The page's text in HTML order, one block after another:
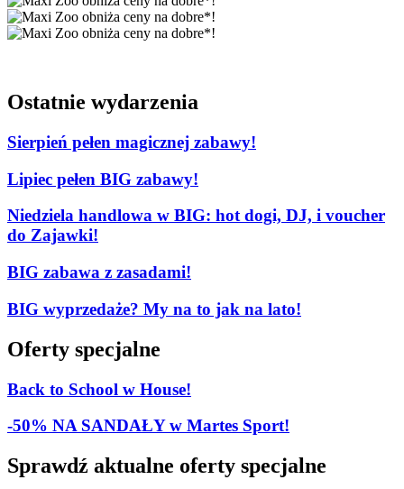
Ostatnie wydarzenia
Sierpień pełen magicznej zabawy!
Lipiec pełen BIG zabawy!
Niedziela handlowa w BIG: hot dogi, DJ, i voucher
do Zajawki!
BIG zabawa z zasadami!
BIG wyprzedaże? My na to jak na lato!
Oferty specjalne
Back to School w House!
-50% NA SANDAŁY w Martes Sport!
Sprawdź aktualne oferty specjalne